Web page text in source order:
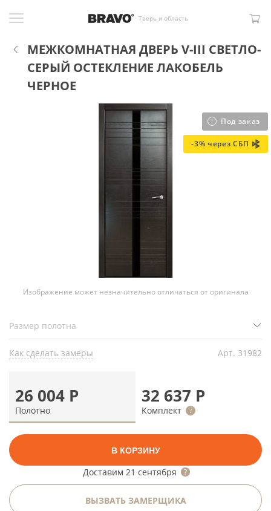
Тверь и область
МЕЖКОМНАТНАЯ ДВЕРЬ V-III СВЕТЛО-
СЕРЫЙ ОСТЕКЛЕНИЕ ЛАКОБЕЛЬ
ЧЕРНОЕ
Под заказ
-3% через СБП
Изображение может незначительно отличаться от оригинала
Как сделать замеры Арт. 31982
26 004 Р
Полотно
32 637 Р
Комплект
В КОРЗИНУ
Доставим 21 сентября
ВЫЗВАТЬ ЗАМЕРЩИКА